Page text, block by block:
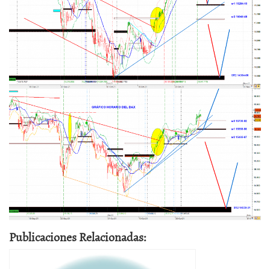
Publicaciones Relacionadas: